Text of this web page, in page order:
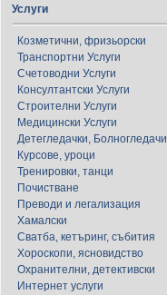
Услуги
Козметични, фризьорски
Транспортни Услуги
Счетоводни Услуги
Консултантски Услуги
Строителни Услуги
Медицински Услуги
Детегледачки, Болногледачи
Курсове, уроци
Тренировки, танци
Почистване
Преводи и легализация
Хамалски
Сватба, кетъринг, събития
Хороскопи, ясновидство
Охранителни, детективски
Интернет услуги